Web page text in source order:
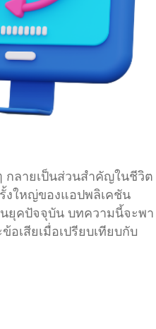
กลายเป็นส่วนสำคัญในชีวิต
งใหญ่ของแอปพลิเคชัน
ยุคปัจจุบัน บทความนี้จะพา
เสียเมื่อเปรียบเทียบกับ